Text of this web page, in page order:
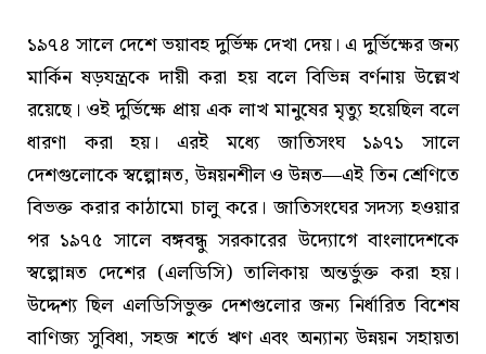
১৯৭৪ সালে দেশে ভয়াবহ দুর্ভিক্ষ দেখা দেয়। এ দুর্ভিক্ষের জন্য
মার্কিন ষড়যন্ত্রকে দায়ী করা হয় বলে বিভিন্ন বর্ণনায় উল্লেখ
রয়েছে। ওই দুর্ভিক্ষে প্রায় এক লাখ মানুষের মৃত্যু হয়েছিল বলে
ধারণা করা হয়। এরই মধ্যে জাতিসংঘ ১৯৭১ সালে
দেশগুলোকে স্বল্পোন্নত, উন্নয়নশীল ও উন্নত—এই তিন শ্রেণিতে
বিভক্ত করার কাঠামো চালু করে। জাতিসংঘের সদস্য হওয়ার
পর ১৯৭৫ সালে বঙ্গবন্ধু সরকারের উদ্যোগে বাংলাদেশকে
স্বল্পোন্নত দেশের (এলডিসি) তালিকায় অন্তর্ভুক্ত করা হয়।
উদ্দেশ্য ছিল এলডিসিভুক্ত দেশগুলোর জন্য নির্ধারিত বিশেষ
বাণিজ্য সুবিধা, সহজ শর্তে ঋণ এবং অন্যান্য উন্নয়ন সহায়তা